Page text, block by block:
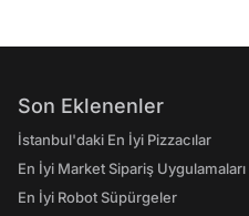
Son Eklenenler
İstanbul'daki En İyi Pizzacılar
En İyi Market Sipariş Uygulamaları
En İyi Robot Süpürgeler